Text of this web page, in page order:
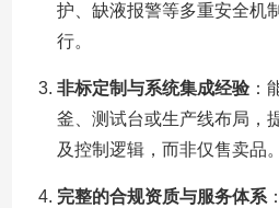
护、缺液报警等多重安全机
行。
非标定制与系统集成经验：
釜、测试台或生产线布局，
及控制逻辑，而非仅售卖品。
完整的合规资质与服务体系